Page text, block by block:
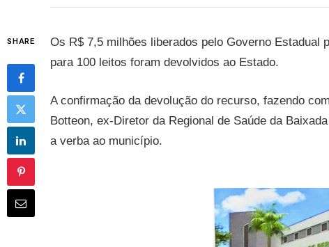
SHARE
Os R$ 7,5 milhões liberados pelo Governo Estadual
para 100 leitos foram devolvidos ao Estado.
A confirmação da devolução do recurso, fazendo
Botteon, ex-Diretor da Regional de Saúde da
a verba ao município.